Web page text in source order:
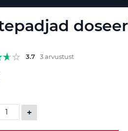
3.7 3 arvustust
+